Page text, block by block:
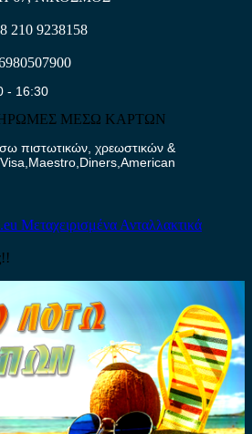
210 9238158
- 16:30
ΜΕΣΩ ΚΑΡΤΩΝ
πιστωτικών, χρεωστικών &
Μεταχειρισμένα Ανταλλακτικά